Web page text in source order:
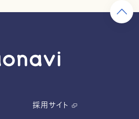
採用サイト